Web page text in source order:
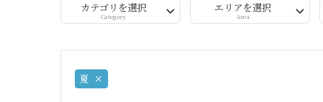
カテゴリを選択
Category
エリアを選択
Area
夏